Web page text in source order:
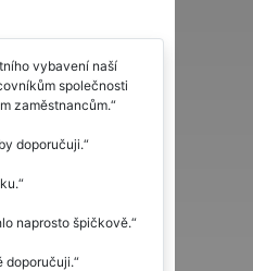
vybavení naší
společnosti
zaměstnancům.
doporučuji.
naprosto špičkově.
doporučuji.